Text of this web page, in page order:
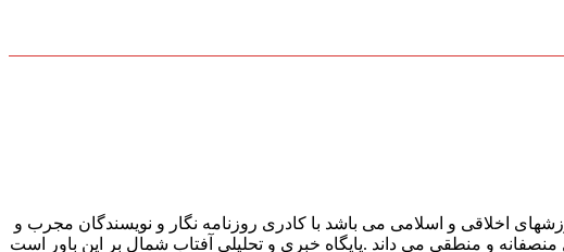
اخلاقی و اسلامی می باشد با کادری روزنامه نگار و نویسندگان مجرب و
منصفانه و منطقی می داند .پایگاه خبری و تحلیلی آفتاب شمال بر این باور است